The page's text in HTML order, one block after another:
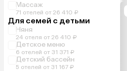
Массаж
71 отелей от 26 410 ₽
Для семей с детьми
Няня
24 отеля от 26 410 ₽
Детское меню
6 отелей от 31 371 ₽
Детский бассейн
5 отелей от 31 167 ₽